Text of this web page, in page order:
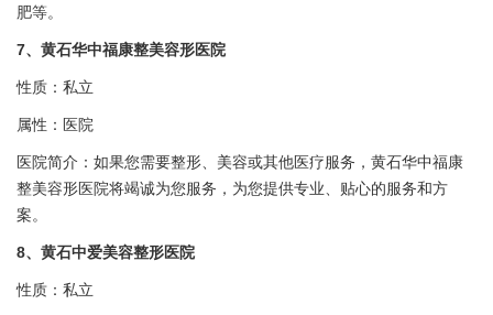
肥等。
7、黄石华中福康整美容形医院
性质：私立
属性：医院
医院简介：如果您需要整形、美容或其他医疗服务，黄石华中福康
整美容形医院将竭诚为您服务，为您提供专业、贴心的服务和方
案。
8、黄石中爱美容整形医院
性质：私立